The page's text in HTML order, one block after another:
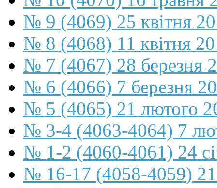
№ 9 (4069) 25 квітня
№ 8 (4068) 11 квітня
№ 7 (4067) 28 березня
№ 6 (4066) 7 березня
№ 5 (4065) 21 лютого
№ 3-4 (4063-4064) 7
№ 1-2 (4060-4061) 24
№ 16-17 (4058-4059) 21